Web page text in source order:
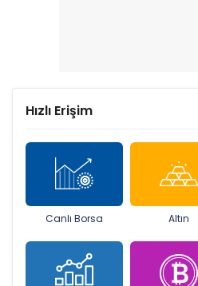
Hızlı Erişim
Canlı Borsa Altın